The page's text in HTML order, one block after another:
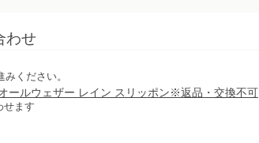
わせ
ください。
ールウェザー レイン スリッポン※返品・交換不可
せます